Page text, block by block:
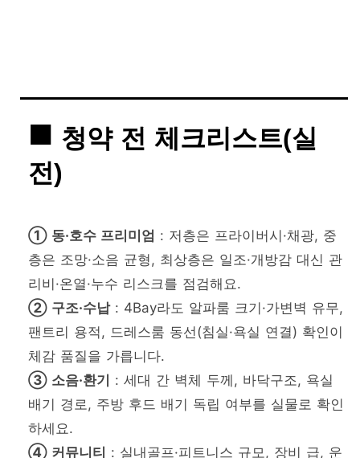
청약 전 체크리스트(실
전)
① 동·호수 프리미엄 : 저층은 프라이버시·채광, 중
층은 조망·소음 균형, 최상층은 일조·개방감 대신 관
리비·온열·누수 리스크를 점검해요.
② 구조·수납: 4Bay라도 알파룸 크기·가변벽 유무,
팬트리 용적, 드레스룸 동선(침실·욕실 연결) 확인이
체감 품질을 가릅니다.
③ 소음·환기
: 세대 간 벽체 두께, 바닥구조, 욕실
배기 경로, 주방 후드 배기 독립 여부를 실물로 확인
하세요.
④ 커뮤니티 : 실내골프·피트니스 규모, 장비 급, 운